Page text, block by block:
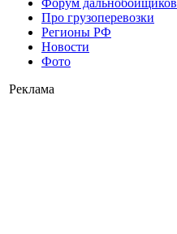
Форум дальнобойщиков
Про грузоперевозки
Регионы РФ
Новости
Фото
Реклама